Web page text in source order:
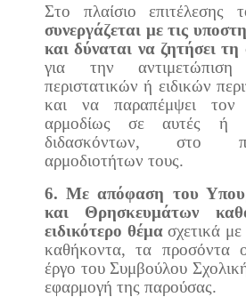
Στο πλαίσιο επιτέλεσης
συνεργάζεται με τις
και δύναται να ζητήσει
για την αντιμετώπιση
περιστατικών ή ειδικών
και να παραπέμψει τον
αρμοδίως σε αυτές ή
διδασκόντων, στο
αρμοδιοτήτων τους.
6. Με απόφαση του
και Θρησκευμάτων
ειδικότερο θέμασχετικά
καθήκοντα, τα προσόντα
έργο του Συμβούλου
εφαρμογή της παρούσας.